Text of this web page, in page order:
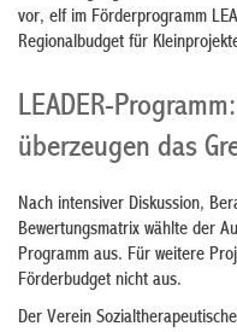
vor, elf im Förderprogramm
Regionalbudget für
LEADER-
überzeugen das
Nach intensiver Diskussion,
Bewertungsmatrix wählte der
Programm aus. Für weitere
Förderbudget nicht aus.
Der Verein